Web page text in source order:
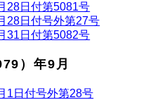
28日付第5081号
28日付号外第27号
31日付第5082号
）年9月
1日付号外第28号